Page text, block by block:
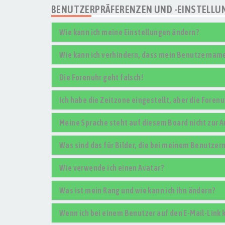
BENUTZERPRÄFERENZEN UND -
Wie kann ich meine Einstellungen ändern?
Wie kann ich verhindern, dass mein
Die Forenuhr geht falsch!
Ich habe die Zeitzone eingestellt, aber die
Meine Sprache steht auf diesem Board nicht zur
Was sind das für Bilder, die bei meinem
Wie verwende ich einen Avatar?
Was ist mein Rang und wie kann ich ihn ändern?
Wenn ich bei einem Benutzer auf den E-Mail-